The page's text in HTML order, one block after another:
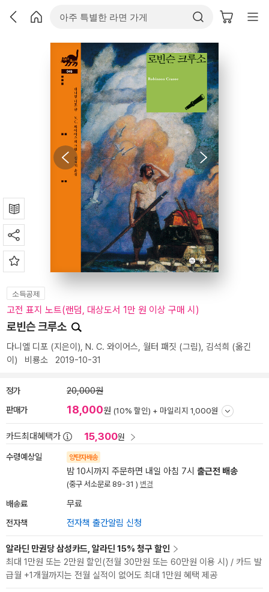
소득공제
고전 표지 노트(랜덤, 대상도서 1만 원 이상 구매 시)
로빈슨 크루소
다니엘 디포 (지은이), N. C. 와이어스, 월터 패짓 (그림), 김석희 (옮긴
이) 비룡소 2019-10-31
정가 20,000원
판매가 18,000원 (10% 할인) + 마일리지 1,000원
카드최대혜택가 15,300원
수령예상일 양탄자배송
밤 10시까지 주문하면 내일 아침 7시 출근전 배송
(중구 서소문로 89-31 ) 변경
배송료 무료
전자책 전자책 출간알림 신청
알라딘 만권당 삼성카드, 알라딘 15% 청구 할인
최대 1만원 또는 2만원 할인(전월 30만원 또는 60만원 이용 시) / 카드 발
급월 +1개월까지는 전월 실적이 없어도 최대 1만원 혜택 제공